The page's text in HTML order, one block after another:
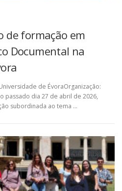
de formação em
Documental na
de ÉvoraOrganização:
passado dia 27 de abril de 2026,
subordinada ao tema …